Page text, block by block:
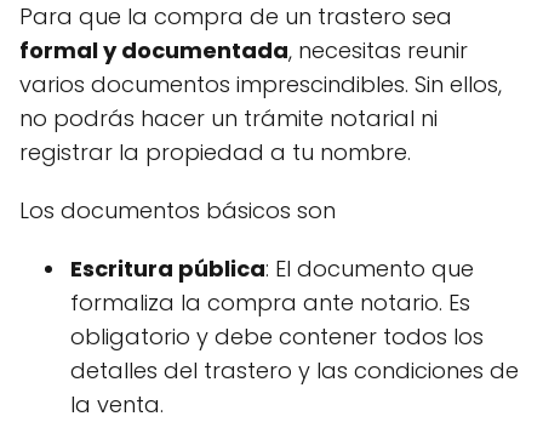
Para que la compra de un trastero sea
formal y documentada, necesitas reunir
varios documentos imprescindibles. Sin ellos,
no podrás hacer un trámite notarial ni
registrar la propiedad a tu nombre.
Los documentos básicos son
Escritura pública: El documento que
formaliza la compra ante notario. Es
obligatorio y debe contener todos los
detalles del trastero y las condiciones de
la venta.